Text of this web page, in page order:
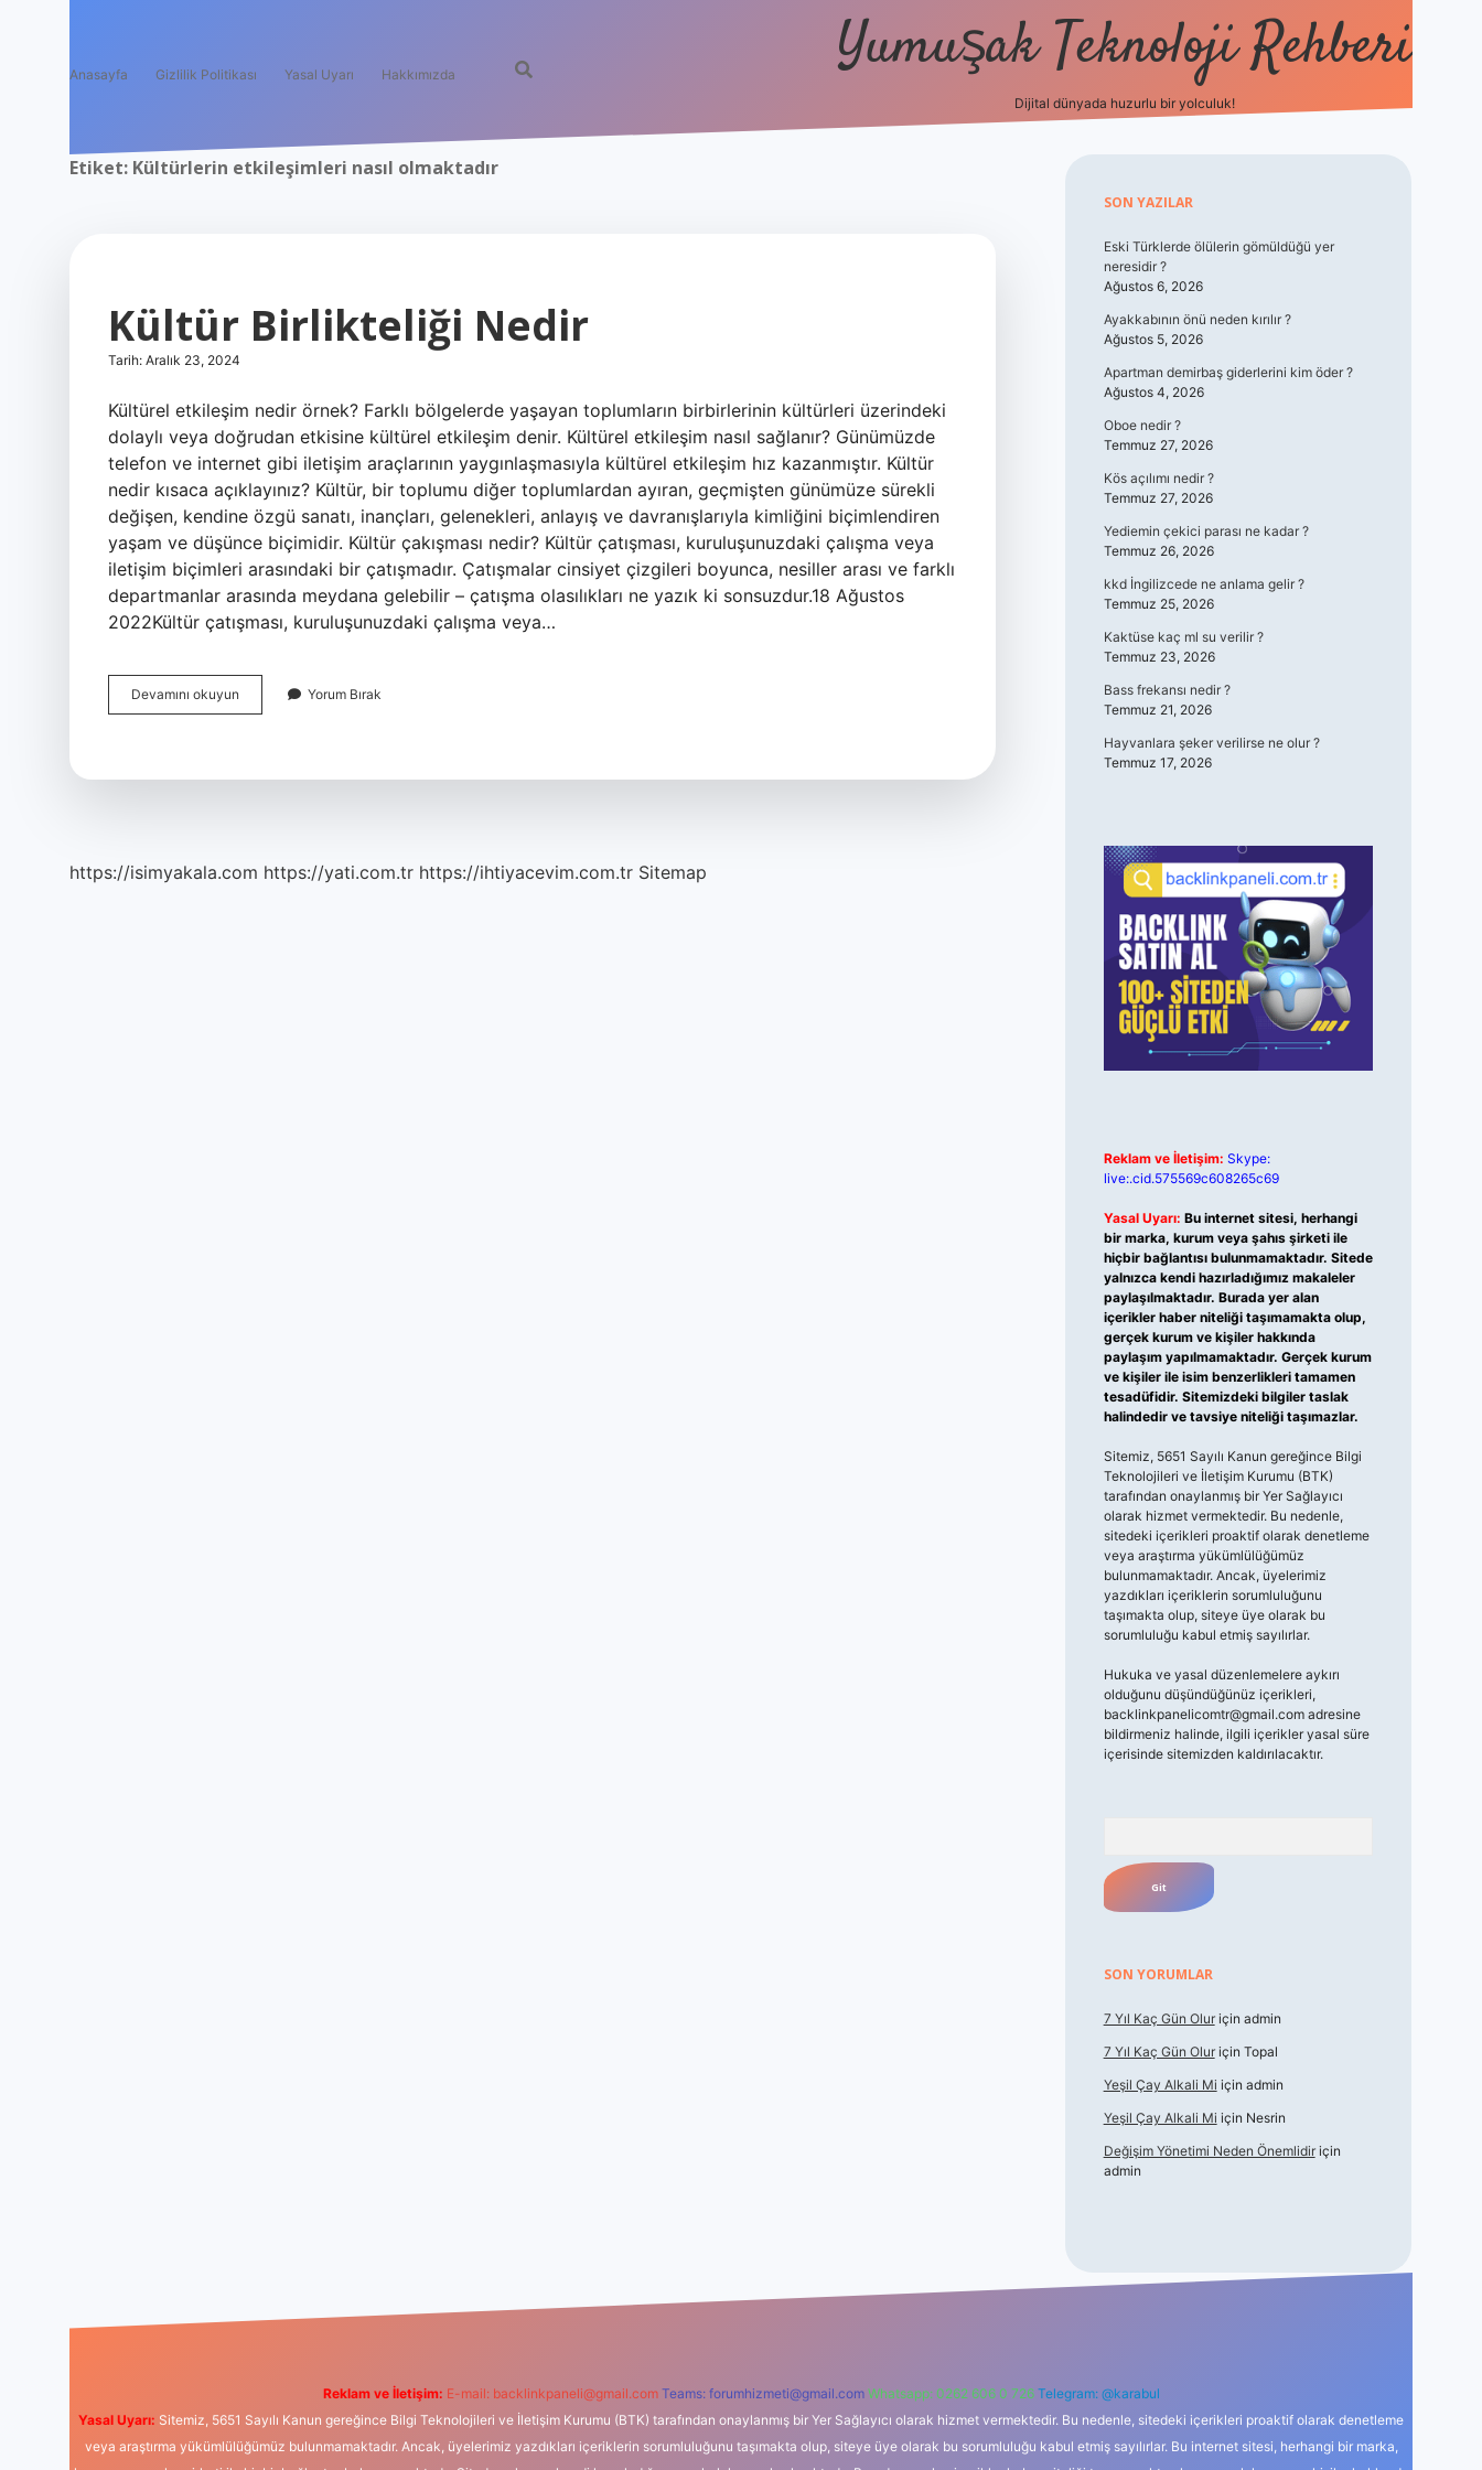
Anasayfa Gizlilik Politikası Yasal Uyarı Hakkımızda Yumuşak Teknoloji Rehberi
Dijital dünyada huzurlu bir yolculuk!
Etiket: Kültürlerin etkileşimleri nasıl olmaktadır
Kültür Birlikteliği Nedir
Tarih: Aralık 23, 2024
Kültürel etkileşim nedir örnek? Farklı bölgelerde yaşayan toplumların birbirlerinin kültürleri üzerindeki
dolaylı veya doğrudan etkisine kültürel etkileşim denir. Kültürel etkileşim nasıl sağlanır? Günümüzde
telefon ve internet gibi iletişim araçlarının yaygınlaşmasıyla kültürel etkileşim hız kazanmıştır. Kültür
nedir kısaca açıklayınız? Kültür, bir toplumu diğer toplumlardan ayıran, geçmişten günümüze sürekli
değişen, kendine özgü sanatı, inançları, gelenekleri, anlayış ve davranışlarıyla kimliğini biçimlendiren
yaşam ve düşünce biçimidir. Kültür çakışması nedir? Kültür çatışması, kuruluşunuzdaki çalışma veya
iletişim biçimleri arasındaki bir çatışmadır. Çatışmalar cinsiyet çizgileri boyunca, nesiller arası ve farklı
departmanlar arasında meydana gelebilir – çatışma olasılıkları ne yazık ki sonsuzdur.18 Ağustos
2022Kültür çatışması, kuruluşunuzdaki çalışma veya…
Devamını okuyun
Birlikteliği
Yorum Bırak
https://isimyakala.com https://yati.com.tr https://ihtiyacevim.com.tr Sitemap
Sidebar
SON YAZILAR
Eski Türklerde ölülerin gömüldüğü yer
neresidir ?
Ağustos 6, 2026
Ayakkabının önü neden kırılır ?
Ağustos 5, 2026
Apartman demirbaş giderlerini kim öder ?
Ağustos 4, 2026
Oboe nedir ?
Temmuz 27, 2026
Kös açılımı nedir ?
Temmuz 27, 2026
Yediemin çekici parası ne kadar ?
Temmuz 26, 2026
kkd İngilizcede ne anlama gelir ?
Temmuz 25, 2026
Kaktüse kaç ml su verilir ?
Temmuz 23, 2026
Bass frekansı nedir ?
Temmuz 21, 2026
Hayvanlara şeker verilirse ne olur ?
Temmuz 17, 2026
Reklam ve İletişim: Skype:
live:.cid.575569c608265c69
Yasal Uyarı: Bu internet sitesi, herhangi
bir marka, kurum veya şahıs şirketi ile
hiçbir bağlantısı bulunmamaktadır. Sitede
yalnızca kendi hazırladığımız makaleler
paylaşılmaktadır. Burada yer alan
içerikler haber niteliği taşımamakta olup,
gerçek kurum ve kişiler hakkında
paylaşım yapılmamaktadır. Gerçek kurum
ve kişiler ile isim benzerlikleri tamamen
tesadüfidir. Sitemizdeki bilgiler taslak
halindedir ve tavsiye niteliği taşımazlar.
Sitemiz, 5651 Sayılı Kanun gereğince Bilgi
Teknolojileri ve İletişim Kurumu (BTK)
tarafından onaylanmış bir Yer Sağlayıcı
olarak hizmet vermektedir. Bu nedenle,
sitedeki içerikleri proaktif olarak denetleme
veya araştırma yükümlülüğümüz
bulunmamaktadır. Ancak, üyelerimiz
yazdıkları içeriklerin sorumluluğunu
taşımakta olup, siteye üye olarak bu
sorumluluğu kabul etmiş sayılırlar.
Hukuka ve yasal düzenlemelere aykırı
olduğunu düşündüğünüz içerikleri,
backlinkpanelicomtr@gmail.comadresine
bildirmeniz halinde, ilgili içerikler yasal süre
içerisinde sitemizden kaldırılacaktır.
SON YORUMLAR
7 Yıl Kaç Gün Oluriçin admin
7 Yıl Kaç Gün Oluriçin Topal
Yeşil Çay Alkali Mi için admin
Yeşil Çay Alkali Mi için Nesrin
Değişim Yönetimi Neden Önemlidiriçin
admin
Reklam ve İletişim: E-mail: backlinkpaneli@gmail.com Teams: forumhizmeti@gmail.com Whatsapp: 0262 606 0 726 Telegram: @karabul
Yasal Uyarı: Sitemiz, 5651 Sayılı Kanun gereğince Bilgi Teknolojileri ve İletişim Kurumu (BTK) tarafından onaylanmış bir Yer Sağlayıcı olarak hizmet vermektedir. Bu nedenle, sitedeki içerikleri proaktif olarak denetleme
veya araştırma yükümlülüğümüz bulunmamaktadır. Ancak, üyelerimiz yazdıkları içeriklerin sorumluluğunu taşımakta olup, siteye üye olarak bu sorumluluğu kabul etmiş sayılırlar. Bu internet sitesi, herhangi bir marka,